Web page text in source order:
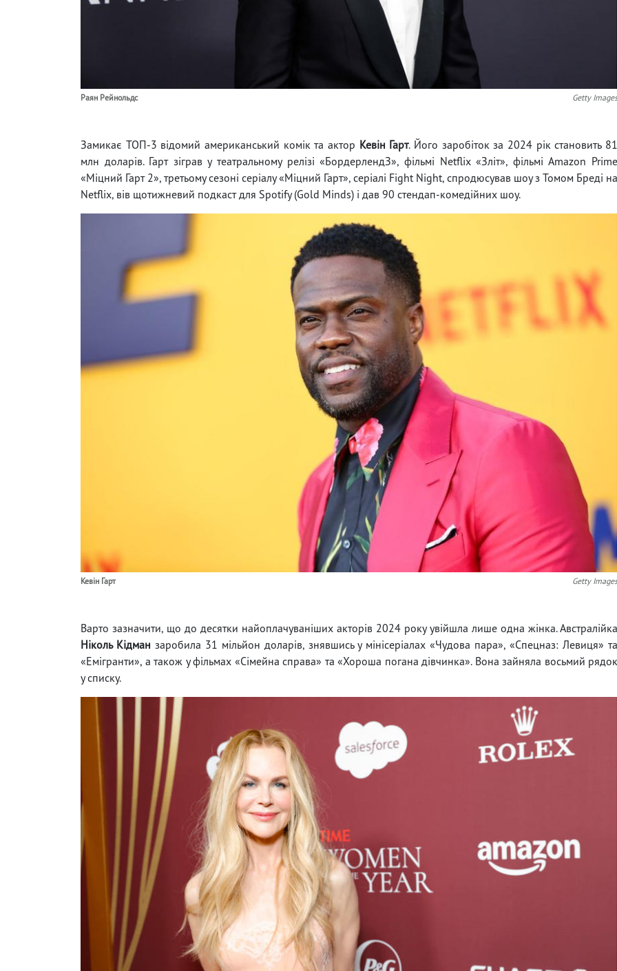
Раян Рейнольдс Getty Images
Замикає ТОП-3 відомий американський комік та актор Кевін Гарт. Його заробіток за 2024 рік становить 81
млн доларів. Гарт зіграв у театральному релізі «БордерлендЗ», фільмі Netflix «Зліт», фільмі Amazon Prime
«Міцний Гарт 2», третьому сезоні серіалу «Міцний Гарт», серіалі Fight Night, спродюсував шоу з Томом Бреді на
Netflix, вів щотижневий подкаст для Spotify (Gold Minds) і дав 90 стендап-комедійних шоу.
Кевін Гарт Getty Images
Варто зазначити, що до десятки найоплачуваніших акторів 2024 року увійшла лише одна жінка. Австралійка
Ніколь Кідман заробила 31 мільйон доларів, знявшись у мінісеріалах «Чудова пара», «Спецназ: Левиця» та
«Емігранти», а також у фільмах «Сімейна справа» та «Хороша погана дівчинка». Вона зайняла восьмий рядок
у списку.